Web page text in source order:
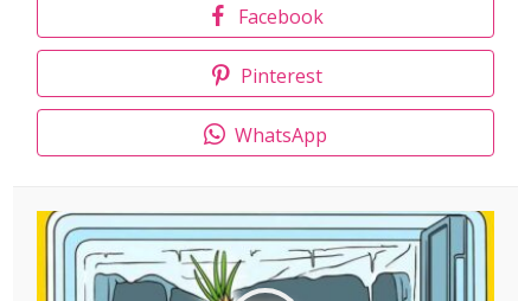
Facebook
Pinterest
WhatsApp